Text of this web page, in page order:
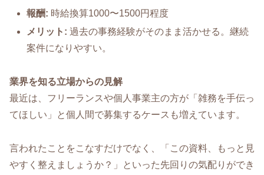
報酬: 時給換算1000〜1500円程度
メリット: 過去の事務経験がそのまま活かせる。継続
案件になりやすい。
業界を知る立場からの見解
最近は、フリーランスや個人事業主の方が「雑務を手伝っ
てほしい」と個人間で募集するケースも増えています。
言われたことをこなすだけでなく、「この資料、もっと見
やすく整えましょうか？」といった先回りの気配りができ